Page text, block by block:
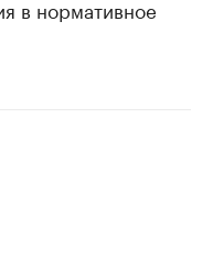
в нормативное